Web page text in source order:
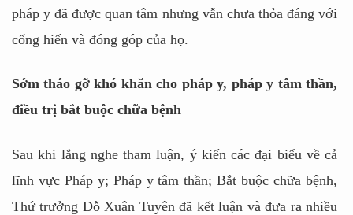
pháp y đã được quan tâm nhưng vẫn chưa thỏa đáng với
cống hiến và đóng góp của họ.
Sớm tháo gỡ khó khăn cho pháp y, pháp y tâm thần,
điều trị bắt buộc chữa bệnh
Sau khi lắng nghe tham luận, ý kiến các đại biểu về cả
lĩnh vực Pháp y; Pháp y tâm thần; Bắt buộc chữa bệnh,
Thứ trưởng Đỗ Xuân Tuyên đã kết luận và đưa ra nhiều